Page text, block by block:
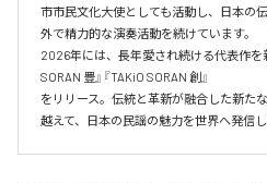
市市民文化大使としても活動し、日本の
外で精力的な演奏活動を続けています。
2026年には、長年愛され続ける代表作を
SORAN 豊』『TAKiO SORAN 創』
をリリース。伝統と革新が融合した新た
越えて、日本の民謡の魅力を世界へ発信し